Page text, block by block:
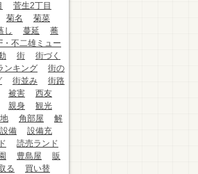
菅生2丁目
菊名
菊菜
し 蔓延
蕎
・不二雄ミュー
街
街づく
ンキング
街の
街並み
街路
被害
西友
親身
観光
角部屋
解
設備
設備充
読売ランド
豊島屋
販
る
買い替